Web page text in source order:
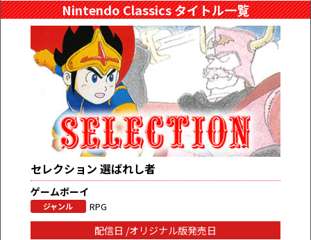
Nintendo Classics タイトル一覧
セレクション 選ばれし者
ゲームボーイ
ジャンル RPG
配信日 /オリジナル版発売日